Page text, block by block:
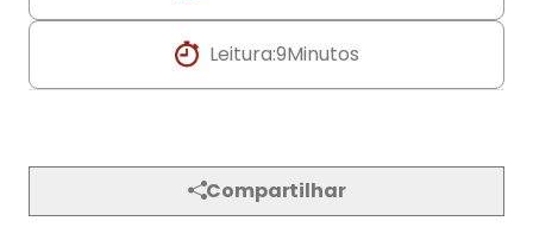
Leitura:9Minutos
Compartilhar